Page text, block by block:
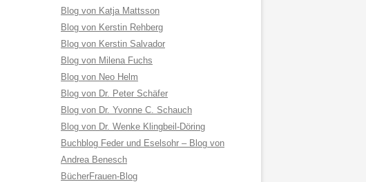
Blog von Katja Mattsson
Blog von Kerstin Rehberg
Blog von Kerstin Salvador
Blog von Milena Fuchs
Blog von Neo Helm
Blog von Dr. Peter Schäfer
Blog von Dr. Yvonne C. Schauch
Blog von Dr. Wenke Klingbeil-Döring
Buchblog Feder und Eselsohr – Blog von
Andrea Benesch
BücherFrauen-Blog